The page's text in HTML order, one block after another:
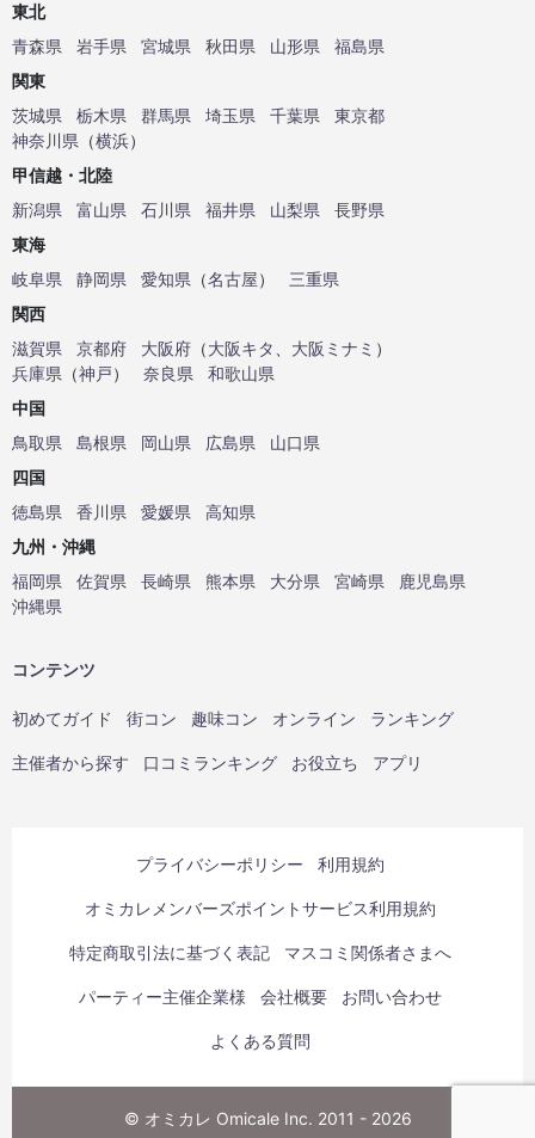
東北
青森県
岩手県 宮城県 秋田県 山形県
福島県
関東
茨城県
栃木県 群馬県 埼玉県 千葉県
東京都
神奈川県 （横浜）
甲信越・北陸
新潟県
富山県 石川県 福井県 山梨県
長野県
東海
岐阜県
静岡県 愛知県 （名古屋）
三重県
関西
滋賀県
京都府 大阪府 （大阪キタ 大阪ミナミ ）
兵庫県 （神戸） 奈良県
和歌山県
中国
鳥取県
島根県 岡山県 広島県
山口県
四国
徳島県
香川県 愛媛県
高知県
九州・沖縄
福岡県
佐賀県 長崎県 熊本県 大分県 宮崎県
鹿児島県
沖縄県
コンテンツ
初めてガイド 街コン 趣味コン オンライン ランキング
主催者から探す 口コミランキング お役立ち アプリ
プライバシーポリシー 利用規約
オミカレメンバーズポイントサービス利用規約
特定商取引法に基づく表記 マスコミ関係者さまへ
パーティー主催企業様 会社概要 お問い合わせ
よくある質問
© オミカレ Omicale Inc. 2011 - 2026